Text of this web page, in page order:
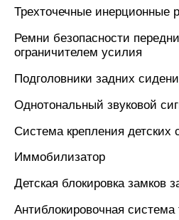
Трехточечные инерционные
Ремни безопасности
ограничителем усилия
Подголовники задних
Однотональный звуковой
Система крепления детских
Иммобилизатор
Детская блокировка замков
Антиблокировочная система